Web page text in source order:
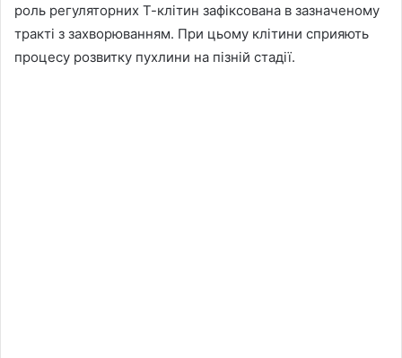
роль регуляторних Т-клітин зафіксована в зазначеному
тракті з захворюванням. При цьому клітини сприяють
процесу розвитку пухлини на пізній стадії.